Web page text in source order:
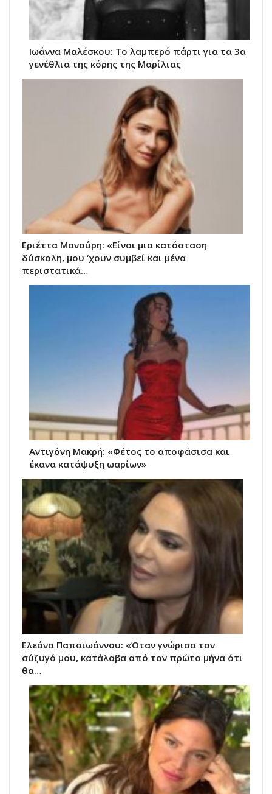
Ιωάννα Μαλέσκου: Το λαμπερό πάρτι για τα 3α
γενέθλια της κόρης της Μαρίλιας
Εριέττα Μανούρη: «Είναι μια κατάσταση
δύσκολη, μου ‘χουν συμβεί και μένα
περιστατικά…
Αντιγόνη Μακρή: «Φέτος το αποφάσισα και
έκανα κατάψυξη ωαρίων»
Ελεάνα Παπαϊωάννου: «Όταν γνώρισα τον
σύζυγό μου, κατάλαβα από τον πρώτο μήνα ότι
θα…